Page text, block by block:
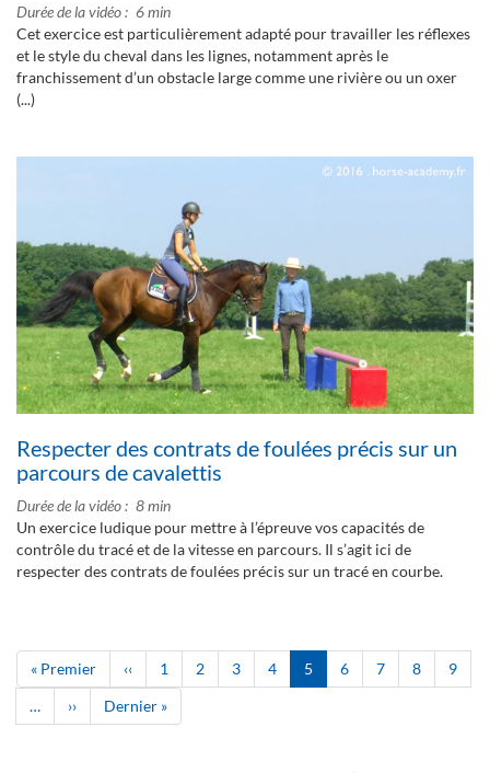
Durée de la vidéo
6 min
Cet exercice est particulièrement adapté pour travailler les réflexes
et le style du cheval dans les lignes, notamment après le
franchissement d’un obstacle large comme une rivière ou un oxer
(...)
Respecter des contrats de foulées précis sur un
parcours de cavalettis
Durée de la vidéo
8 min
Un exercice ludique pour mettre à l’épreuve vos capacités de
contrôle du tracé et de la vitesse en parcours. Il s’agit ici de
respecter des contrats de foulées précis sur un tracé en courbe.
Pagination
Première
page
« Premier
Page
précédente
‹‹ Page
1 Page
2 Page
3 Page
4
Page
courante
5 Page
6 Page
7 Page
8 Page
9
…
Page
suivante
››
Dernière
page
Dernier »